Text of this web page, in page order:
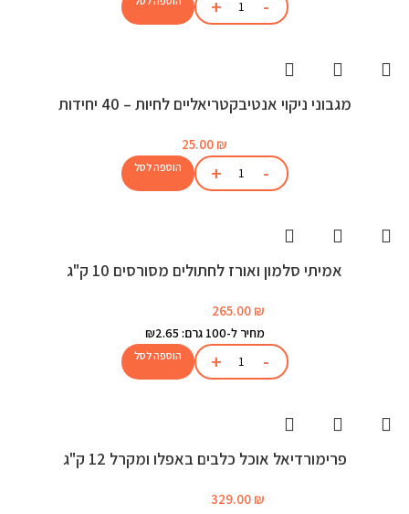
מגבוני ניקוי אנטיבקטריאליים לחיות – 40 יחידות
25.00 ₪
הוספה לסל
אמיתי סלמון ואורז לחתולים מסורסים 10 ק"ג
265.00 ₪
מחיר ל-100 גרם: ₪2.65
הוספה לסל
פרימורדיאל אוכל כלבים באפלו ומקרל 12 ק"ג
329.00 ₪